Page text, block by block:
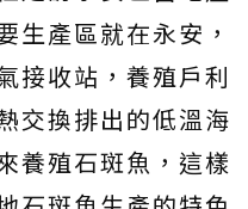
生產區就在永安，
接收站，養殖戶利
交換排出的低溫海
養殖石斑魚，這樣